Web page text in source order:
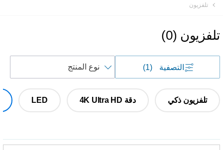
تلفزيون
تلفزيون (
0
)
التصفية (1)
حسب
تلفزيون ذكي دقة 4K Ultra HD LED